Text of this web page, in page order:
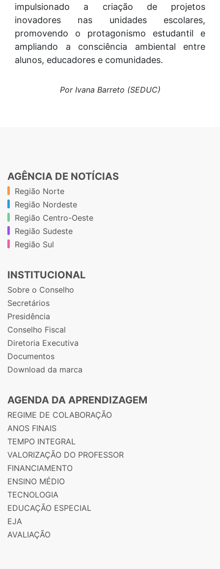
impulsionado a criação de projetos
inovadores nas unidades escolares,
promovendo o protagonismo estudantil e
ampliando a consciência ambiental entre
alunos, educadores e comunidades.
Por Ivana Barreto (SEDUC)
AGÊNCIA DE NOTÍCIAS
Região Norte
Região Nordeste
Região Centro-Oeste
Região Sudeste
Região Sul
INSTITUCIONAL
Sobre o Conselho
Secretários
Presidência
Conselho Fiscal
Diretoria Executiva
Documentos
Download da marca
AGENDA DA APRENDIZAGEM
REGIME DE COLABORAÇÃO
ANOS FINAIS
TEMPO INTEGRAL
VALORIZAÇÃO DO PROFESSOR
FINANCIAMENTO
ENSINO MÉDIO
TECNOLOGIA
EDUCAÇÃO ESPECIAL
EJA
AVALIAÇÃO